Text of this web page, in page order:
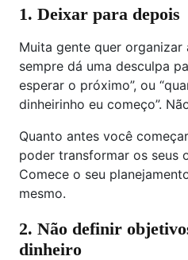
1. Deixar para depois
Muita gente quer organizar
sempre dá uma desculpa
esperar o próximo”, ou
dinheirinho eu começo”.
Quanto antes você
poder transformar os seus
Comece o seu
mesmo.
2. Não definir
dinheiro